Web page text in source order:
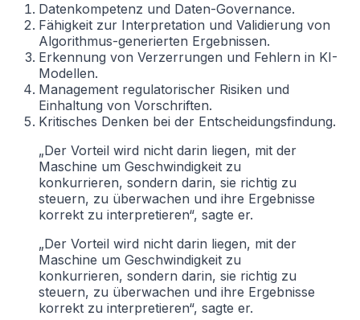
Datenkompetenz und Daten-Governance.
Fähigkeit zur Interpretation und Validierung von
Algorithmus-generierten Ergebnissen.
Erkennung von Verzerrungen und Fehlern in KI-
Modellen.
Management regulatorischer Risiken und
Einhaltung von Vorschriften.
Kritisches Denken bei der Entscheidungsfindung.
„Der Vorteil wird nicht darin liegen, mit der
Maschine um Geschwindigkeit zu
konkurrieren, sondern darin, sie richtig zu
steuern, zu überwachen und ihre Ergebnisse
korrekt zu interpretieren“, sagte er.
„Der Vorteil wird nicht darin liegen, mit der
Maschine um Geschwindigkeit zu
konkurrieren, sondern darin, sie richtig zu
steuern, zu überwachen und ihre Ergebnisse
korrekt zu interpretieren“, sagte er.